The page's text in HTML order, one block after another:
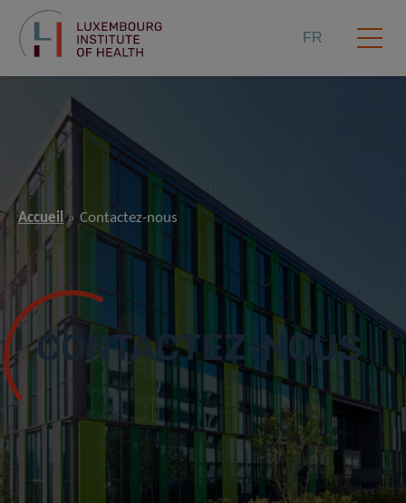
FR
Accueil Contactez-nous
CONTACTEZ-NOUS